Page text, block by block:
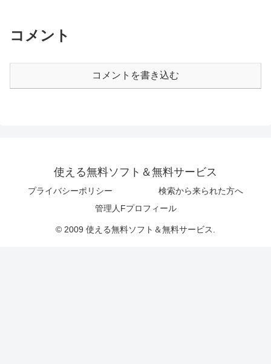
コメント
コメントを書き込む
使える無料ソフト＆無料サービス
プライバシーポリシー
検索から来られた方へ
管理人Fプロフィール
© 2009 使える無料ソフト＆無料サービス.